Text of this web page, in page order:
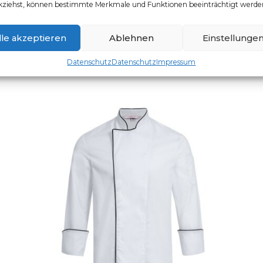
können bestimmte Merkmale und Funktionen beeinträchtigt
akzeptieren Ablehnen Einstellungen
DatenschutzDatenschutzImpressum
Artikelnummer: 5321.8000